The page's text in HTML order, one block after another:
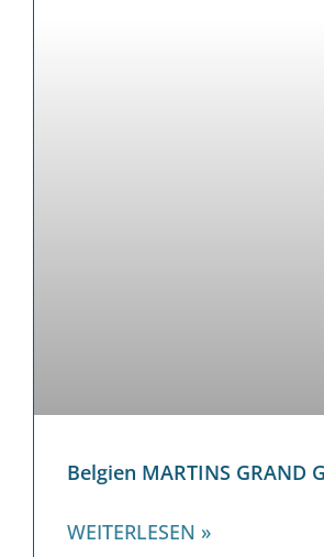
Belgien MARTINS GRAND
WEITERLESEN »